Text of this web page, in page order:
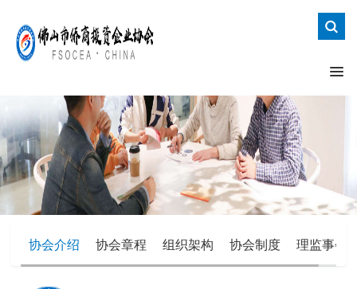
协会介绍 协会章程 组织架构 协会制度 理监事会